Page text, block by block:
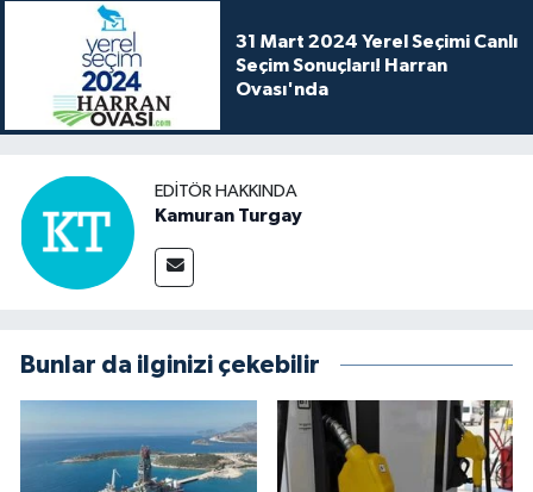
31 Mart 2024 Yerel Seçimi Canlı
Seçim Sonuçları! Harran
Ovası'nda
EDITÖR HAKKINDA
Kamuran Turgay
Bunlar da ilginizi çekebilir